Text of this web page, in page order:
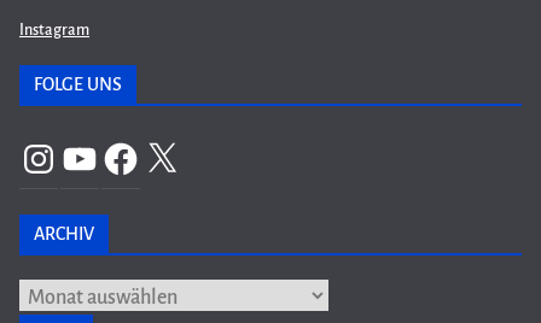
Instagram
FOLGE UNS
InstagramYouTubeFacebook
X
ARCHIV
Archiv